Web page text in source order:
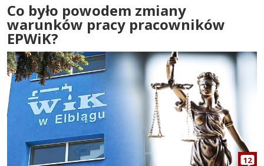
Co było powodem zmiany
warunków pracy pracowników
EPWiK?
12